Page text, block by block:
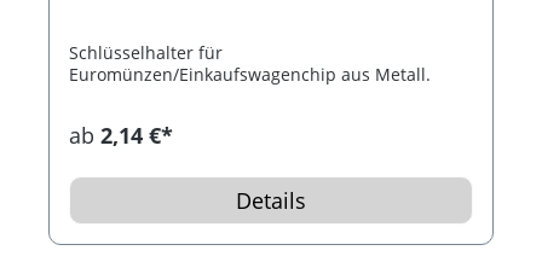
Schlüsselhalter für
Euromünzen/Einkaufswagenchip aus Metall.
ab 2,14 €*
Details